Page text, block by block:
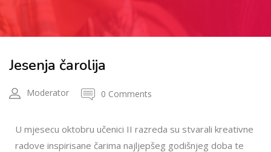
Jesenja čarolija
Moderator 0 Comments
U mjesecu oktobru učenici II razreda su stvarali kreativne
radove inspirisane čarima najljepšeg godišnjeg doba te